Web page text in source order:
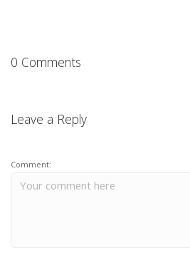
0 Comments
Leave a Reply
Comment: